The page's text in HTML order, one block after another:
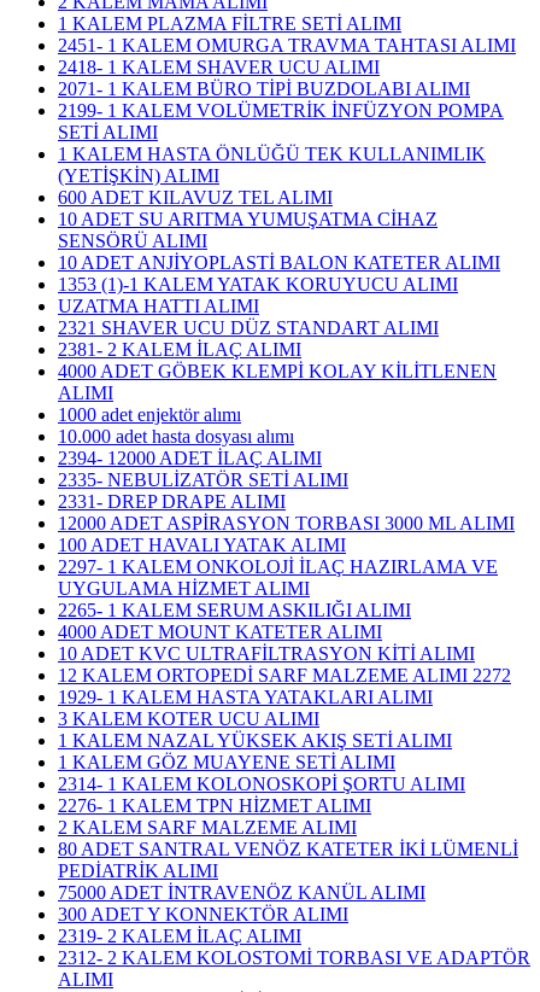
1 KALEM PLAZMA FİLTRE SETİ ALIMI
2451- 1 KALEM OMURGA TRAVMA TAHTASI ALIMI
2418- 1 KALEM SHAVER UCU ALIMI
2071- 1 KALEM BÜRO TİPİ BUZDOLABI ALIMI
2199- 1 KALEM VOLÜMETRİK İNFÜZYON POMPA
SETİ ALIMI
1 KALEM HASTA ÖNLÜĞÜ TEK KULLANIMLIK
(YETİŞKİN) ALIMI
600 ADET KILAVUZ TEL ALIMI
10 ADET SU ARITMA YUMUŞATMA CİHAZ
SENSÖRÜ ALIMI
10 ADET ANJİYOPLASTİ BALON KATETER ALIMI
1353 (1)-1 KALEM YATAK KORUYUCU ALIMI
UZATMA HATTI ALIMI
2321 SHAVER UCU DÜZ STANDART ALIMI
2381- 2 KALEM İLAÇ ALIMI
4000 ADET GÖBEK KLEMPİ KOLAY KİLİTLENEN
ALIMI
1000 adet enjektör alımı
10.000 adet hasta dosyası alımı
2394- 12000 ADET İLAÇ ALIMI
2335- NEBULİZATÖR SETİ ALIMI
2331- DREP DRAPE ALIMI
12000 ADET ASPİRASYON TORBASI 3000 ML ALIMI
100 ADET HAVALI YATAK ALIMI
2297- 1 KALEM ONKOLOJİ İLAÇ HAZIRLAMA VE
UYGULAMA HİZMET ALIMI
2265- 1 KALEM SERUM ASKILIĞI ALIMI
4000 ADET MOUNT KATETER ALIMI
10 ADET KVC ULTRAFİLTRASYON KİTİ ALIMI
12 KALEM ORTOPEDİ SARF MALZEME ALIMI 2272
1929- 1 KALEM HASTA YATAKLARI ALIMI
3 KALEM KOTER UCU ALIMI
1 KALEM NAZAL YÜKSEK AKIŞ SETİ ALIMI
1 KALEM GÖZ MUAYENE SETİ ALIMI
2314- 1 KALEM KOLONOSKOPİ ŞORTU ALIMI
2276- 1 KALEM TPN HİZMET ALIMI
2 KALEM SARF MALZEME ALIMI
80 ADET SANTRAL VENÖZ KATETER İKİ LÜMENLİ
PEDİATRİK ALIMI
75000 ADET İNTRAVENÖZ KANÜL ALIMI
300 ADET Y KONNEKTÖR ALIMI
2319- 2 KALEM İLAÇ ALIMI
2312- 2 KALEM KOLOSTOMİ TORBASI VE ADAPTÖR
ALIMI